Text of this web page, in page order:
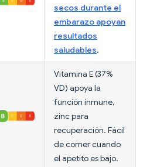
secos durante el
embarazo apoyan
resultados
saludables.
Vitamina E (37%
VD) apoya la
función inmune,
zinc para
recuperación. Fácil
de comer cuando
el apetito es bajo.